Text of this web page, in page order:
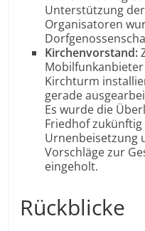
Unterstützung
Organisatoren
Kirchenvorstand:
Kirchturm
gerade
Es wurde die
Friedhof
Urnenbeisetzung
Vorschläge zur
eingeholt.
Rückblicke